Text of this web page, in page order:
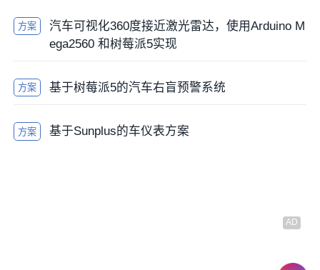
当我们把视线转向激光雷达的内部电子学结构，会发现
电信号的处理过程对拖尾现象也有着直接且显著的调制
要捕捉从几百米外反射回来的极其微弱的光子信号。
（如 雪崩二极管APD）和前端跨阻放大器
当高强度的反射光瞬间照射到探测器上，产生的瞬时电
方案
汽车可视化360度接近激光雷达，使用Arduino M
ega2560 和树莓派5实现
方案 基于树莓派5的汽车右盲预警系统
方案 基于Sunplus的车仪表方案